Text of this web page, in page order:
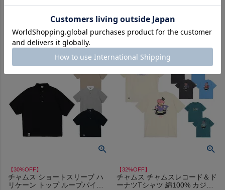
Pocket T-Shirt アウトレット セ
レット セール
【30%OFF】
チャムス ショートスリーブ ハ
リケーン トップ ループパイル
【32%OFF】
チャムス チャムスレコード＆ド
ーナツTシャツ 綿100% カジュ